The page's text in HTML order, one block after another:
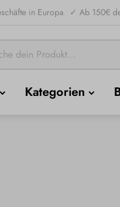
in Europa ✓ Ab 150€
Kategorien